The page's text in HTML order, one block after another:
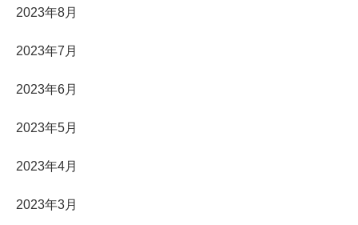
2023年8月
2023年7月
2023年6月
2023年5月
2023年4月
2023年3月